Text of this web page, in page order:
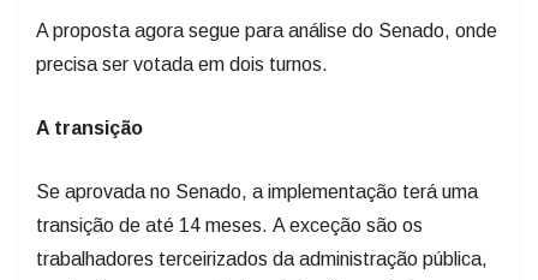
A proposta agora segue para análise do Senado, onde
precisa ser votada em dois turnos.
A transição
Se aprovada no Senado, a implementação terá uma
transição de até 14 meses. A exceção são os
trabalhadores terceirizados da administração pública,